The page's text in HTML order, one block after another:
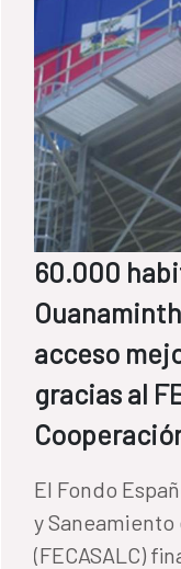
60.000
acceso
gracias al
El Fondo
y Saneamiento
(FECASALC)